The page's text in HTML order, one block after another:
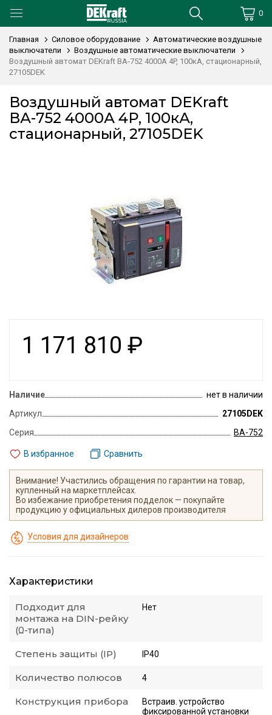
0
Главная Силовое оборудование
Автоматические воздушные
выключатели
Воздушные автоматические выключатели
Воздушный автомат DEKraft ВА-752 4000А 4P, 100кА, стационарный,
27105DEK
Воздушный автомат DEKraft
ВА-752 4000А 4P, 100кА,
стационарный, 27105DEK
1 171 810 ₽
Наличие
нет в наличии
Артикул
27105DEK
Серия
ВА-752
В избранное Сравнить
Внимание! Участились обращения по гарантии на товар,
купленный на маркетплейсах.
Во избежание приобретения подделок — покупайте
продукцию у официальных дилеров производителя
Условия для дизайнеров
Характеристики
Подходит для
монтажа на DIN-рейку
(Ω-типа)
Нет
Степень защиты (IP) IP40
Количество полюсов 4
Конструкция прибора
Встраив. устройство
фиксированной установки